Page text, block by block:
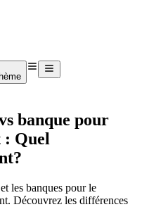
banque pour
: Quel
les banques pour le
Découvrez les différences